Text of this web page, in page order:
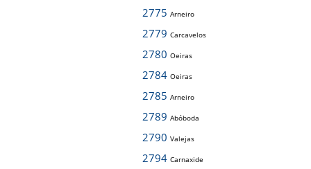
2775 Arneiro
2779 Carcavelos
2780 Oeiras
2784 Oeiras
2785 Arneiro
2789 Abóboda
2790 Valejas
2794 Carnaxide